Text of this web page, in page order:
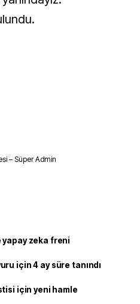
– Süper Admin
yapay zeka freni
için 4 ay süre tanındı
için yeni hamle